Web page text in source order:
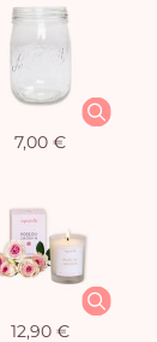
7,00 €
12,90 €